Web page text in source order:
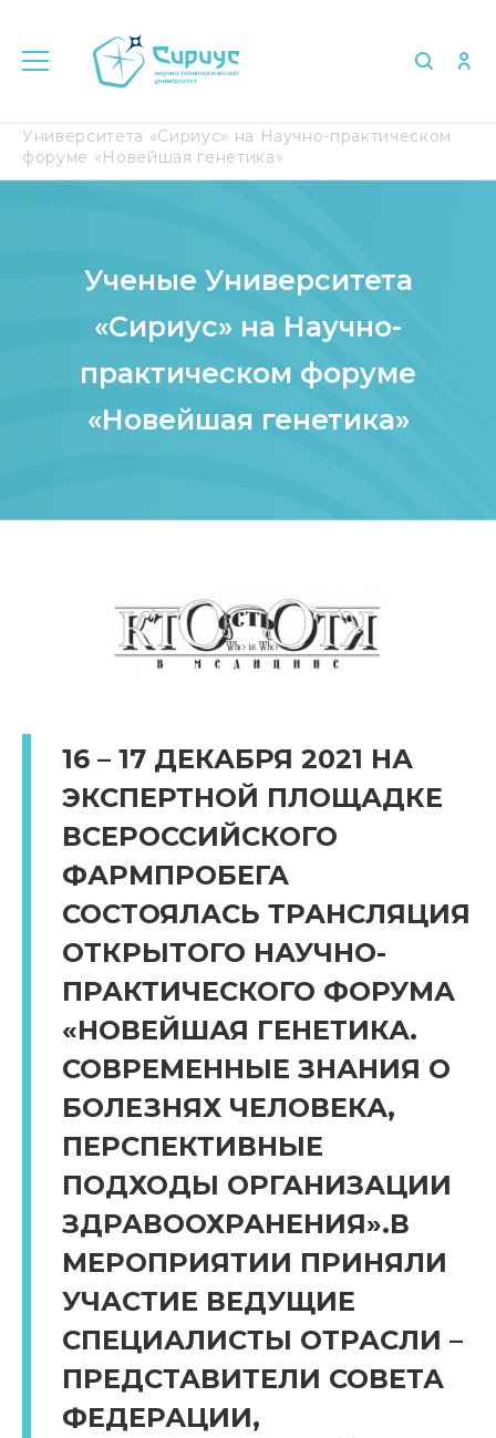
Университета «Сириус» на Научно-практическом
форуме «Новейшая генетика»
Ученые Университета
«Сириус» на Научно-
практическом форуме
«Новейшая генетика»
16 – 17 ДЕКАБРЯ 2021 НА
ЭКСПЕРТНОЙ ПЛОЩАДКЕ
ВСЕРОССИЙСКОГО
ФАРМПРОБЕГА
СОСТОЯЛАСЬ ТРАНСЛЯЦИЯ
ОТКРЫТОГО НАУЧНО-
ПРАКТИЧЕСКОГО ФОРУМА
«НОВЕЙШАЯ ГЕНЕТИКА.
СОВРЕМЕННЫЕ ЗНАНИЯ О
БОЛЕЗНЯХ ЧЕЛОВЕКА,
ПЕРСПЕКТИВНЫЕ
ПОДХОДЫ ОРГАНИЗАЦИИ
ЗДРАВООХРАНЕНИЯ».В
МЕРОПРИЯТИИ ПРИНЯЛИ
УЧАСТИЕ ВЕДУЩИЕ
СПЕЦИАЛИСТЫ ОТРАСЛИ –
ПРЕДСТАВИТЕЛИ СОВЕТА
ФЕДЕРАЦИИ,